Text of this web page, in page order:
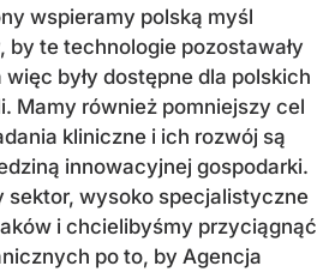
wspieramy polską myśl
te technologie pozostawały
były dostępne dla polskich
Mamy również pomniejszy cel
kliniczne i ich rozwój są
innowacyjnej gospodarki.
sektor, wysoko specjalistyczne
i chcielibyśmy przyciągnąć
po to, by Agencja